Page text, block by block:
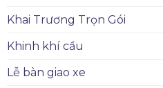
Khai Trương Trọn Gói
Khinh khí cầu
Lễ bàn giao xe